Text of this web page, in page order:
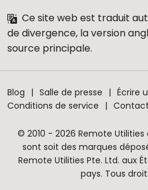
Ce site web est traduit
de divergence, la version
source principale.
Blog Salle de presse
Écrire
Conditions de service
© 2010 - 2026 Remote
sont soit des marques
Remote Utilities Pte. Ltd. aux
pays. Tous